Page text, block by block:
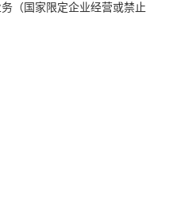
（国家限定企业经营或禁止